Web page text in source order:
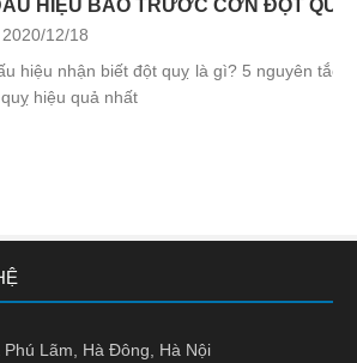
TRƯỚC CƠN ĐỘT QUỴ VÀ 5 ...
đột quỵ là gì? 5 nguyên tắc phòng tránh
Phú Lãm, Hà Đông, Hà Nội